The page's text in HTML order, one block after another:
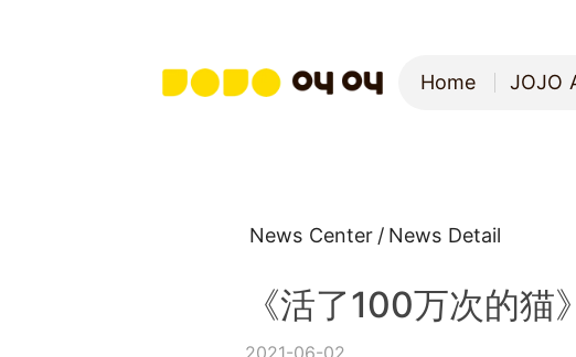
Home
JOJO
News Center / News Detail
《活了100万次的
2021-06-02